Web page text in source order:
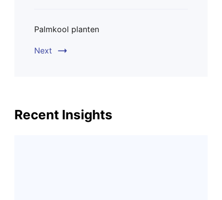
Palmkool planten
Next
Recent Insights